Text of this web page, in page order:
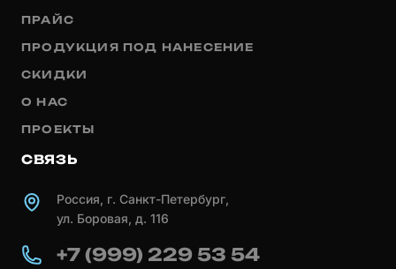
ПРАЙС
ПРОДУКЦИЯ ПОД НАНЕСЕНИЕ
СКИДКИ
О НАС
ПРОЕКТЫ
СВЯЗЬ
Россия, г. Санкт-Петербург,
ул. Боровая, д. 116
+7 (999) 229 53 54